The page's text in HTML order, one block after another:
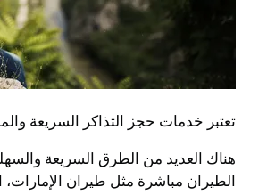
تعتبر خدمات حجز التذاكر السريعة
الطيران مباشرة مثل طيران